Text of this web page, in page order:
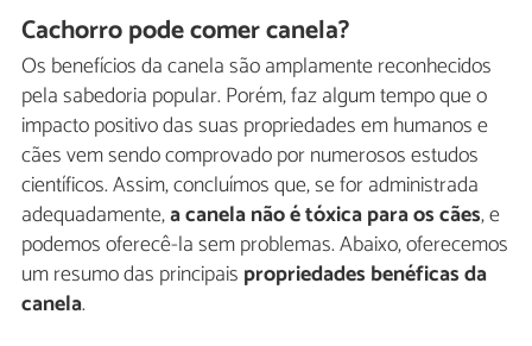
Cachorro pode comer canela?
Os benefícios da canela são amplamente reconhecidos
pela sabedoria popular. Porém, faz algum tempo que o
impacto positivo das suas propriedades em humanos e
cães vem sendo comprovado por numerosos estudos
científicos. Assim, concluímos que, se for administrada
adequadamente,a canela não é tóxica para os cães, e
podemos oferecê-la sem problemas. Abaixo, oferecemos
um resumo das principais propriedades benéficas da
canela.